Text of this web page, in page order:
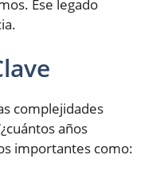
Ese legado
complejidades
años
importantes como: